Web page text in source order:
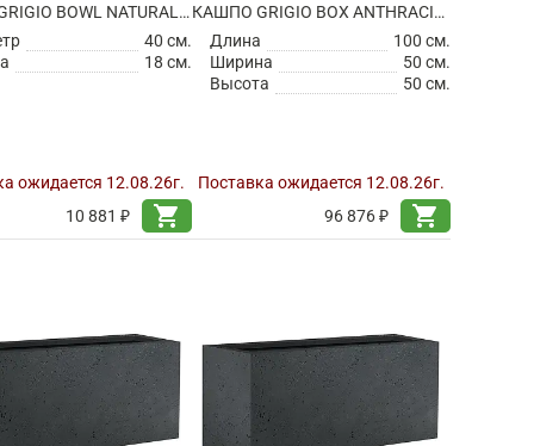
КАШПО GRIGIO BOWL NATURAL CONCRETE
40 см.
18 см.
ожидается 12.08.26г.
10 881 ₽
shopping_cart
КАШПО GRIGIO BOX ANTHRACITE НА КОЛЕСИКАХ
Длина
100 см.
Ширина
50 см.
Высота
50 см.
Поставка ожидается 12.08.26г.
96 876 ₽
shopping_cart